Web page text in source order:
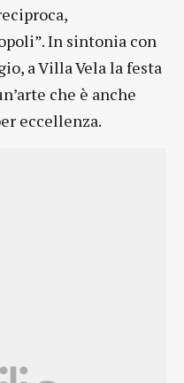
In sintonia con
a Villa Vela la festa
che è anche
eccellenza.